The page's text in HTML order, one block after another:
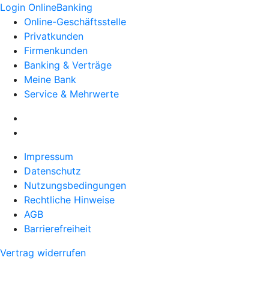
Login OnlineBanking
Online-Geschäftsstelle
Privatkunden
Firmenkunden
Banking & Verträge
Meine Bank
Service & Mehrwerte
Impressum
Datenschutz
Nutzungsbedingungen
Rechtliche Hinweise
AGB
Barrierefreiheit
Vertrag widerrufen